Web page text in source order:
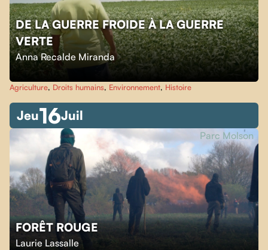
DE LA GUERRE FROIDE À LA GUERRE
VERTE
Anna Recalde Miranda
Agriculture, Droits humains, Environnement, Histoire
Jeu16Juil
FORÊT ROUGE
Laurie Lassalle
Parc Molson